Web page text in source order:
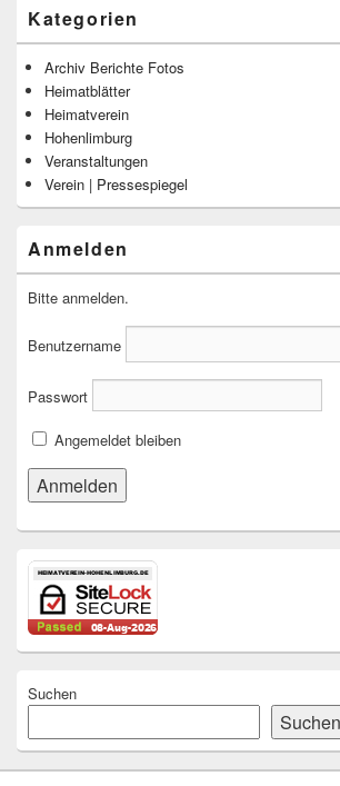
Kategorien
Archiv Berichte Fotos
Heimatblätter
Heimatverein
Hohenlimburg
Veranstaltungen
Verein | Pressespiegel
Anmelden
Bitte anmelden.
Benutzername
Passwort
Angemeldet bleiben
Suchen
Suchen